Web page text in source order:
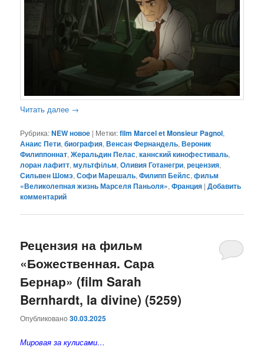
Читать далее →
Рубрика:NEW новое | Метки:film Marcel et Monsieur Pagnol,
Анаис Пети,биография,Венсан Фернандель,Вероник
Филиппоннат,Жеральдин Пелас,каннский кинофестиваль,
лоран лафитт,мультфільм,Оливия Готанегри,рецензия,
Сильвен Шомэ,Софи Марешаль,Филипп Бейлс,фильм
«Великолепная жизнь Марселя Паньоля»,Франция |Добавить
комментарий
Рецензия на фильм
«Божественная. Сара
Бернар» (film Sarah
Bernhardt, la divine) (5259)
Опубликовано30.03.2025
Мировая за кулисами…